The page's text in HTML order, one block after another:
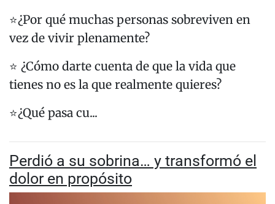
⭐️¿Por qué muchas personas sobreviven en
vez de vivir plenamente?
⭐️ ¿Cómo darte cuenta de que la vida que
tienes no es la que realmente quieres?
⭐️¿Qué pasa cu...
Perdió a su sobrina… y transformó el
dolor en propósito